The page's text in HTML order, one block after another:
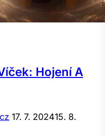
Hojení A
17. 7. 202415. 8.